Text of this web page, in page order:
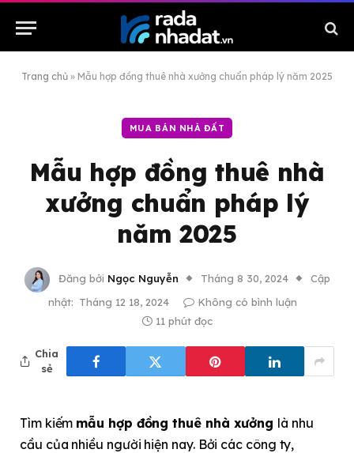
Trang chủ » Mẫu hợp đồng thuê nhà xưởng chuẩn pháp lý năm 2025
MUA BÁN NHÀ ĐẤT
Mẫu hợp đồng thuê nhà
xưởng chuẩn pháp lý
năm 2025
Đăng bởi Ngọc Nguyễn Tháng 8 30, 2024
Cập
nhật: Tháng 12 18, 2024
Không có bình luận
11 phút đọc
Chia
sẻ
Tìm kiếm mẫu hợp đồng thuê nhà xưởng là nhu
cầu của nhiều người hiện nay. Bởi các công ty,